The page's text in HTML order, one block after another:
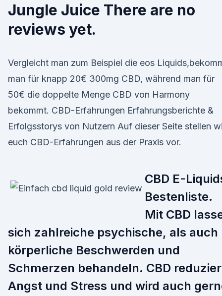
Jungle Juice There are no
reviews yet.
Vergleicht man zum Beispiel die eos
man für knapp 20€ 300mg CBD, während man für
50€ die doppelte Menge CBD von Harmony
bekommt. CBD-Erfahrungen Erfahrungsberichte &
Erfolgsstorys von Nutzern Auf dieser Seite stellen
euch CBD-Erfahrungen aus der Praxis vor.
CBD E-
Bestenliste.
Mit CBD
sich zahlreiche psychische, als auch
körperliche Beschwerden und
Schmerzen behandeln. CBD
Angst und Stress und wird auch